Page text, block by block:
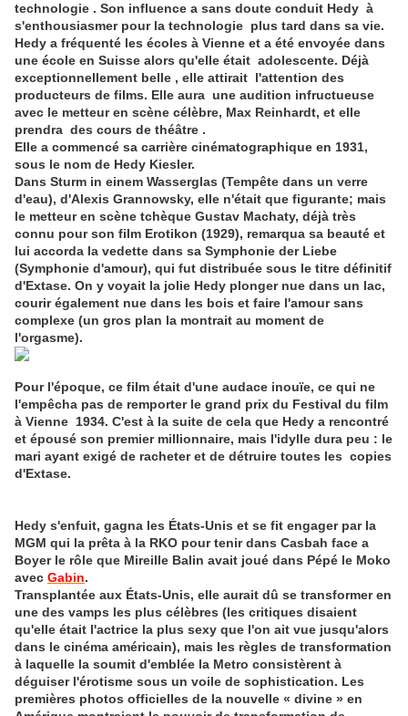
technologie . Son influence a sans doute conduit Hedy à
s'enthousiasmer pour la technologie plus tard dans sa vie.
Hedy a fréquenté les écoles à Vienne et a été envoyée dans
une école en Suisse alors qu'elle était adolescente. Déjà
exceptionnellement belle , elle attirait l'attention des
producteurs de films. Elle aura une audition infructueuse
avec le metteur en scène célèbre, Max Reinhardt, et elle
prendra des cours de théâtre .
Elle a commencé sa carrière cinématographique en 1931,
sous le nom de Hedy Kiesler.
Dans Sturm in einem Wasserglas (Tempête dans un verre
d'eau), d'Alexis Grannowsky, elle n'était que figurante; mais
le metteur en scène tchèque Gustav Machaty, déjà très
connu pour son film Erotikon (1929), remarqua sa beauté et
lui accorda la vedette dans sa Symphonie der Liebe
(Symphonie d'amour), qui fut distribuée sous le titre définitif
d'Extase. On y voyait la jolie Hedy plonger nue dans un lac,
courir également nue dans les bois et faire l'amour sans
complexe (un gros plan la montrait au moment de
l'orgasme).
Pour l'époque, ce film était d'une audace inouïe, ce qui ne
l'empêcha pas de remporter le grand prix du Festival du film
à Vienne 1934. C'est à la suite de cela que Hedy a rencontré
et épousé son premier millionnaire, mais l'idylle dura peu : le
mari ayant exigé de racheter et de détruire toutes les copies
d'Extase.
Hedy s'enfuit, gagna les États-Unis et se fit engager par la
MGM qui la prêta à la RKO pour tenir dans Casbah face a
Boyer le rôle que Mireille Balin avait joué dans Pépé le Moko
avec Gabin.
Transplantée aux États-Unis, elle aurait dû se transformer en
une des vamps les plus célèbres (les critiques disaient
qu'elle était l'actrice la plus sexy que l'on ait vue jusqu'alors
dans le cinéma américain), mais les règles de transformation
à laquelle la soumit d'emblée la Metro consistèrent à
déguiser l'érotisme sous un voile de sophistication. Les
premières photos officielles de la nouvelle « divine » en